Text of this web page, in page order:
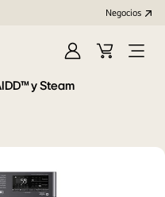
Negocios
IniciarCarritoOpen
y Steam